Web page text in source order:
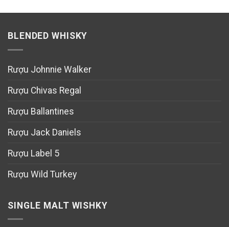
BLENDED WHISKY
Rượu Johnnie Walker
Rượu Chivas Regal
Rượu Ballantines
Rượu Jack Daniels
Rượu Label 5
Rượu Wild Turkey
SINGLE MALT WISHKY